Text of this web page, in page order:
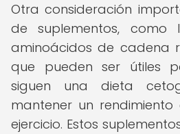
Otra consideración
de suplementos,
aminoácidos de cadena
que pueden ser útiles
siguen una dieta
mantener un
ejercicio. Estos